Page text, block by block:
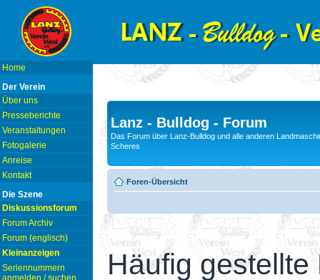
Home
Der Verein
Über uns
Presseberichte
Veranstaltungen
Fotogalerie
Anreise
Kontakt
Die Szene
Diskussionsforum
Forum Archiv
Forum (englisch)
Kleinanzeigen
Seriennummern
anmelden / suchen
Lanz - Bulldog - Forum
Das Forum über Lanz-Bulldog und alle anderen
Scheres
Foren-Übersicht
Häufig gestellte